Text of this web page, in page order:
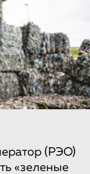
(РЭО)
«зеленые